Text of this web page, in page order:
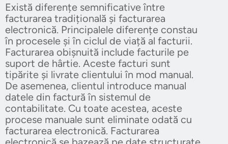
Există diferențe semnificative între
facturarea tradițională și facturarea
electronică. Principalele diferențe constau
în procesele și în ciclul de viață al facturii.
Facturarea obișnuită include facturile pe
suport de hârtie. Aceste facturi sunt
tipărite și livrate clientului în mod manual.
De asemenea, clientul introduce manual
datele din factură în sistemul de
contabilitate. Cu toate acestea, aceste
procese manuale sunt eliminate odată cu
facturarea electronică. Facturarea